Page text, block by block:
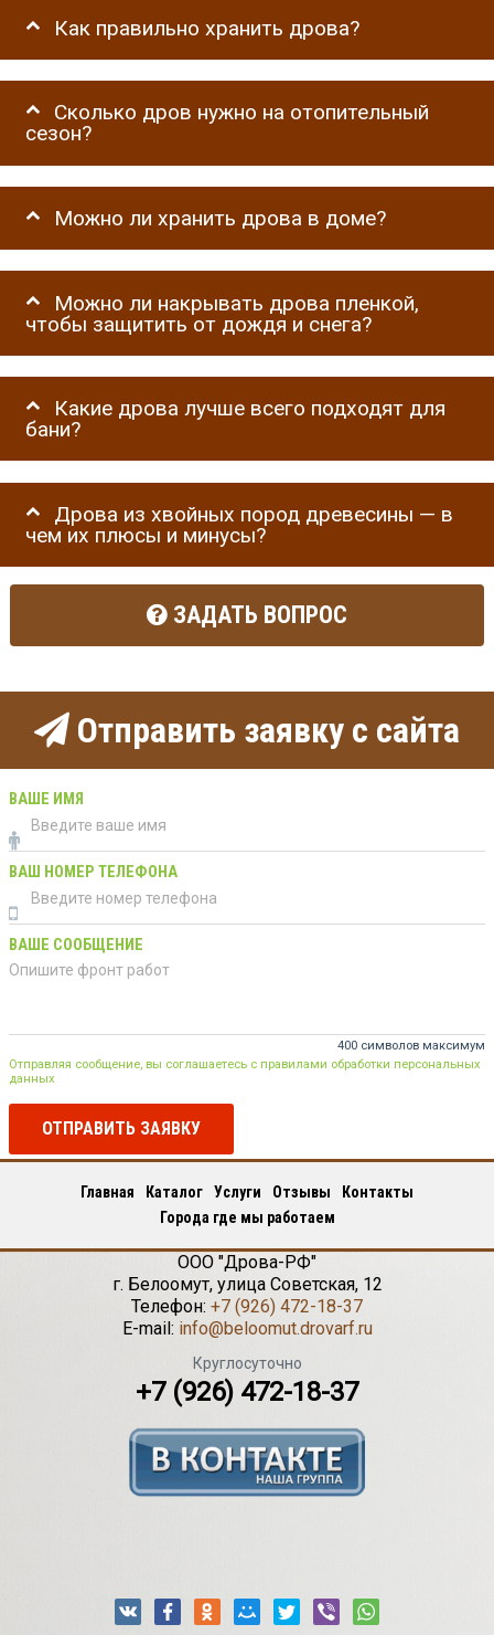
Как правильно хранить дрова?
Сколько дров нужно на отопительный
сезон?
Можно ли хранить дрова в доме?
Можно ли накрывать дрова пленкой,
чтобы защитить от дождя и снега?
Какие дрова лучше всего подходят для
бани?
Дрова из хвойных пород древесины — в
чем их плюсы и минусы?
ЗАДАТЬ ВОПРОС
Отправить заявку с сайта
ВАШЕ ИМЯ
ВАШ НОМЕР ТЕЛЕФОНА
ВАШЕ СООБЩЕНИЕ
400 символов максимум
Отправляя сообщение, вы соглашаетесь с правилами обработки персональных
данных
ОТПРАВИТЬ ЗАЯВКУ
Главная Каталог Услуги Отзывы
Контакты
Города где мы работаем
ООО "Дрова-РФ"
г. Белоомут, улица Советская, 12
Телефон: +7 (926) 472-18-37
E-mail: info@beloomut.drovarf.ru
Круглосуточно
+7 (926) 472-18-37